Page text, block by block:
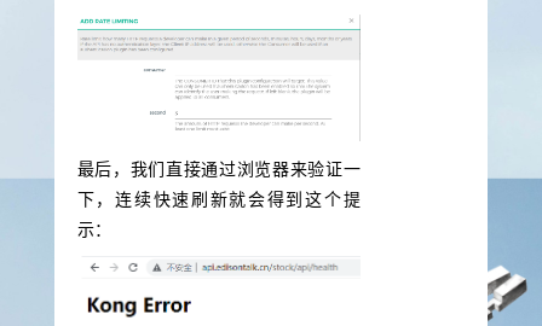
最后，我们直接通过浏览器来验证一
下，连续快速刷新就会得到这个提
示：